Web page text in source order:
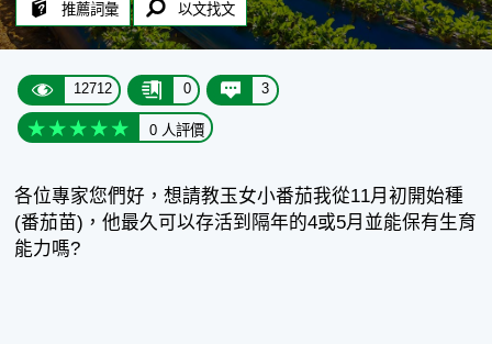
推薦詞彙 以文找文
12712 0 3
0 人評價
各位專家您們好，想請教玉女小番茄我從11月初開始種
(番茄苗)，他最久可以存活到隔年的4或5月並能保有生育
能力嗎?